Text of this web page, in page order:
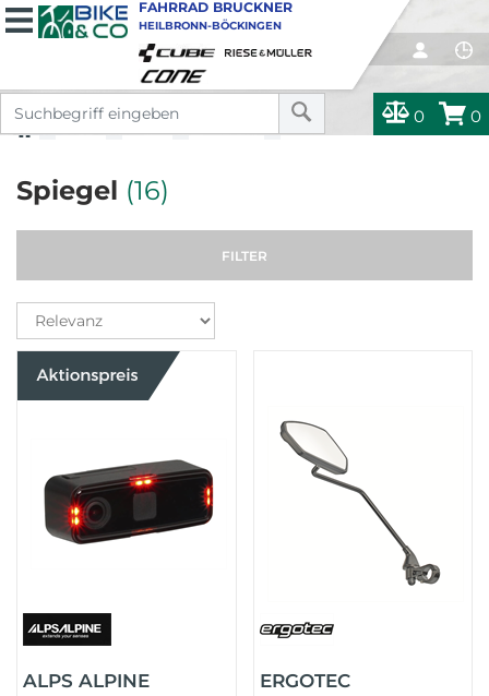
0 0
FAHRRAD BRUCKNER
HEILBRONN-BÖCKINGEN
TEILE TEILE COCKPIT SPIEGEL
Spiegel (16)
FILTER
ALPS ALPINE
ERGOTEC